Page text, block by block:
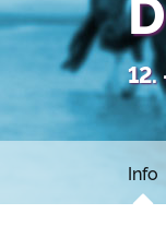
12.
Info